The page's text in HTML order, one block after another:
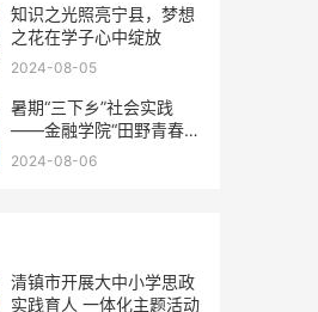
知识之光照亮宁县，梦想
之花在学子心中绽放
2024-08-05
暑期“三下乡”社会实践
——金融学院“田野青春
队”赴怀远县徐圩乡梨园村
2024-08-06
清镇市开展大中小学思政
实践育人 一体化主题活动